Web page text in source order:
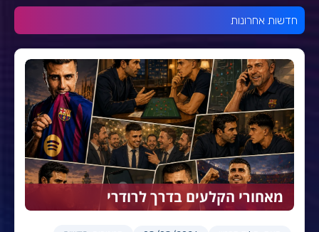
חדשות אחרונות
מאחורי הקלעים בדרך לרודרי